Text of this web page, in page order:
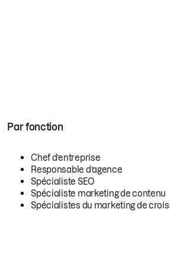
Par fonction
Chef d’entreprise
Responsable d’agence
Spécialiste SEO
Spécialiste marketing de contenu
Spécialistes du marketing de